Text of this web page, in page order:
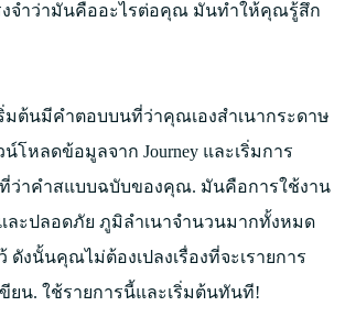
จำว่ามันคืออะไรต่อคุณ มันทำให้คุณรู้สึก
มต้นมีคําตอบบนที่ว่าคุณเองสําเนากระดาษ
หลดข้อมูลจาก Journey และเริ่มการ
ว่าคําสแบบฉบับของคุณ. มันคือการใช้งาน
ละปลอดภัย ภูมิลำเนาจำนวนมากทั้งหมด
งนั้นคุณไม่ต้องเปลงเรื่องที่จะเรายการ
ยน. ใช้รายการนี้และเริ่มต้นทันที!